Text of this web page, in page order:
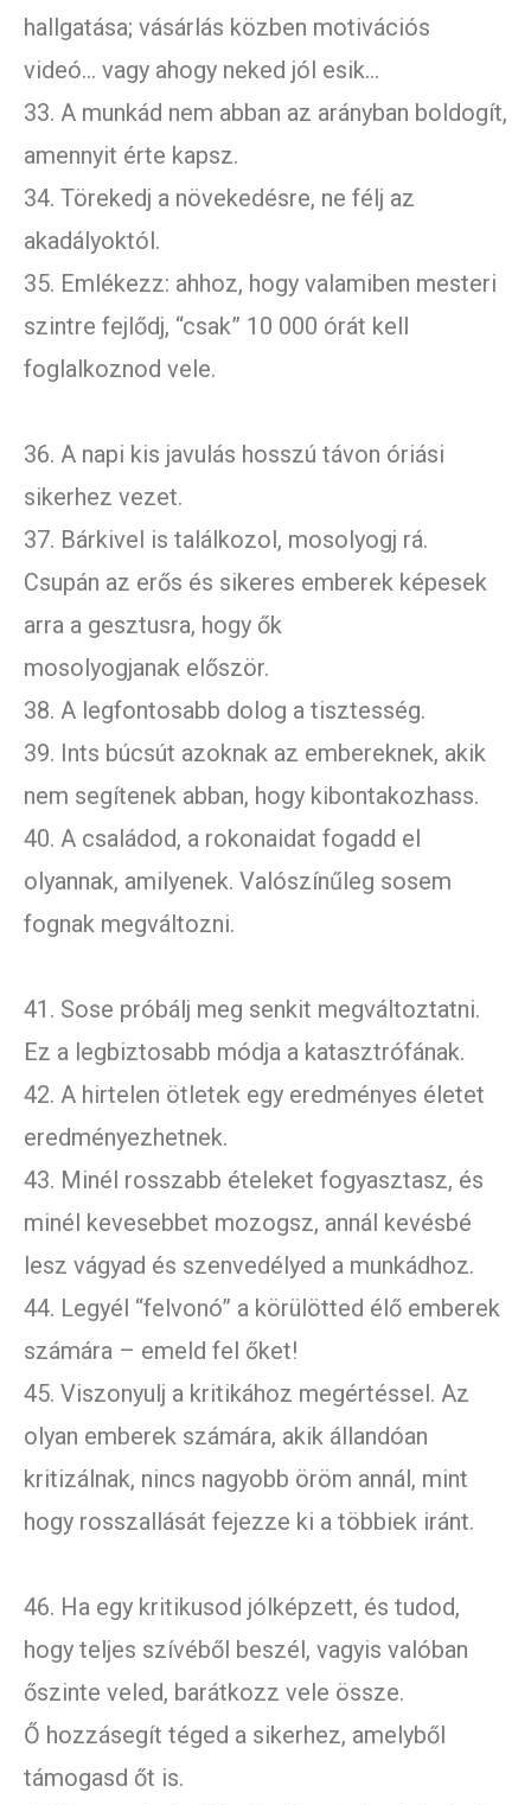
hallgatása; vásárlás közben motivációs
videó… vagy ahogy neked jól esik…
33. A munkád nem abban az arányban boldogít,
amennyit érte kapsz.
34. Törekedj a növekedésre, ne félj az
akadályoktól.
35. Emlékezz: ahhoz, hogy valamiben mesteri
szintre fejlődj, “csak” 10 000 órát kell
foglalkoznod vele.
36. A napi kis javulás hosszú távon óriási
sikerhez vezet.
37. Bárkivel is találkozol, mosolyogj rá.
Csupán az erős és sikeres emberek képesek
arra a gesztusra, hogy ők
mosolyogjanak először.
38. A legfontosabb dolog a tisztesség.
39. Ints búcsút azoknak az embereknek, akik
nem segítenek abban, hogy kibontakozhass.
40. A családod, a rokonaidat fogadd el
olyannak, amilyenek. Valószínűleg sosem
fognak megváltozni.
41. Sose próbálj meg senkit megváltoztatni.
Ez a legbiztosabb módja a katasztrófának.
42. A hirtelen ötletek egy eredményes életet
eredményezhetnek.
43. Minél rosszabb ételeket fogyasztasz, és
minél kevesebbet mozogsz, annál kevésbé
lesz vágyad és szenvedélyed a munkádhoz.
44. Legyél “felvonó” a körülötted élő emberek
számára – emeld fel őket!
45. Viszonyulj a kritikához megértéssel. Az
olyan emberek számára, akik állandóan
kritizálnak, nincs nagyobb öröm annál, mint
hogy rosszallását fejezze ki a többiek iránt.
46. Ha egy kritikusod jólképzett, és tudod,
hogy teljes szívéből beszél, vagyis valóban
őszinte veled, barátkozz vele össze.
Ő hozzásegít téged a sikerhez, amelyből
támogasd őt is.